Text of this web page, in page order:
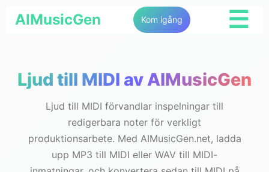
AIMusicGen Kom igång ☰
Ljud till MIDI av AIMusicGen
Ljud till MIDI förvandlar inspelningar till
redigerbara noter för verkligt
produktionsarbete. Med AIMusicGen.net, ladda
upp MP3 till MIDI eller WAV till MIDI-